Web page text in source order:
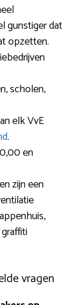
gunstiger dat
opzetten.
scholen,
elk VvE
.
en
zijn een
vragen